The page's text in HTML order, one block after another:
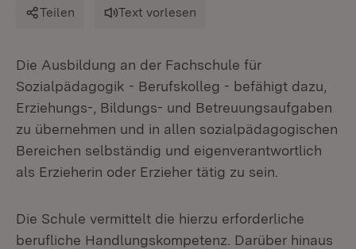
Teilen Text vorlesen
Die Ausbildung an der Fachschule für
Sozialpädagogik - Berufskolleg - befähigt dazu,
Erziehungs-, Bildungs- und Betreuungsaufgaben
zu übernehmen und in allen sozialpädagogischen
Bereichen selbständig und eigenverantwortlich
als Erzieherin oder Erzieher tätig zu sein.
Die Schule vermittelt die hierzu erforderliche
berufliche Handlungskompetenz. Darüber hinaus